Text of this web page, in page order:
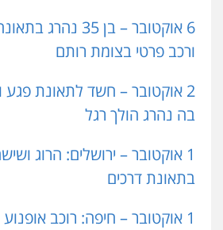
6 אוקטובר – בן 35
ורכב פרטי בצומת רותם
2 אוקטובר – חשד לתאונת
בה נהרג הולך רגל
1 אוקטובר – ירושלים: הרוג
בתאונת דרכים
1 אוקטובר – חיפה: רוכב